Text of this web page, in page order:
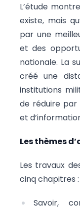
L’étude
existe, mais
par une
et des
nationale. La
créé une
institutions
de réduire par
et
Les thèmes
Les travaux
cinq chapitres :
Savoir,